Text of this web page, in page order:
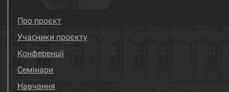
Про проєкт
Учасники проєкту
Конференції
Семінари
Навчання